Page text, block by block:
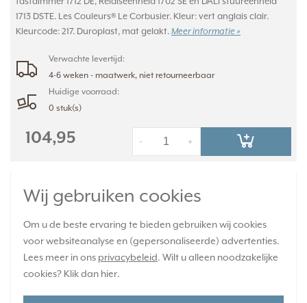
Wij gebruiken cookies
Om u de beste ervaring te bieden gebruiken wij cookies
voor websiteanalyse en (gepersonaliseerde) advertenties.
Lees meer in ons privacybeleid. Wilt u alleen noodzakelijke
cookies? Klik dan hier.
1713 DSTE. Les Couleurs® Le Corbusier. Kleur: vert anglais clair.
Kleurcode: 217. Duroplast, mat gelakt. Meer informatie »
Verwachte levertijd:
4-6 weken - maatwerk, niet retourneerbaar
Huidige voorraad:
0 stuk(s)
104,95 +
-
JUNG dimmerknop 1-voudig tastdimmer met
pijlsymbolen Les Couleurs vert anglais clair
217 (LC 1700 P 217)